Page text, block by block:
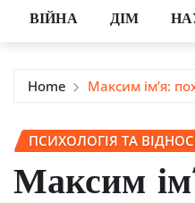
ВІЙНА ДІМ
Home Максим ім’я:
ПСИХОЛОГІЯ ТА
Максим